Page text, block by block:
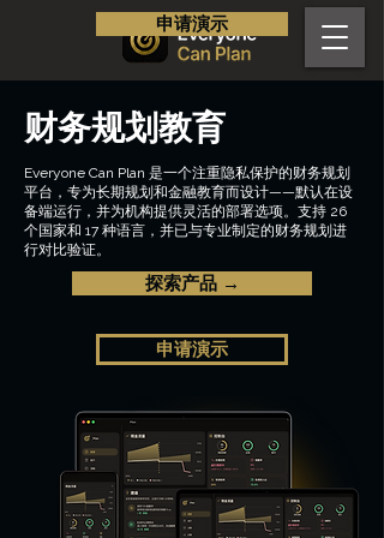
申请演示
财务规划教育
Everyone Can Plan 是一个注重隐私保护的财务规划
平台，专为长期规划和金融教育而设计——默认在设
备端运行，并为机构提供灵活的部署选项。支持 26
个国家和 17 种语言，并已与专业制定的财务规划进
行对比验证。
探索产品 →
申请演示